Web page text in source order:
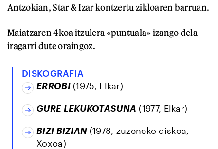
Antzokian, Star & Izar kontzertu zikloaren barruan.
Maiatzaren 4koa itzulera «puntuala» izango dela
iragarri dute oraingoz.
DISKOGRAFIA
ERROBI(1975, Elkar)
GURE LEKUKOTASUNA (1977, Elkar)
BIZI BIZIAN (1978, zuzeneko diskoa,
Xoxoa)